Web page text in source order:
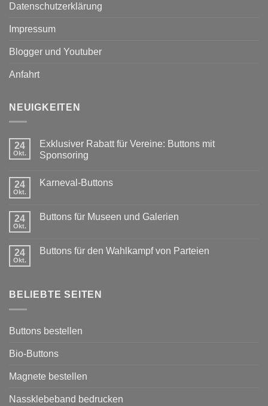
Datenschutzerklärung
Impressum
Blogger und Youtuber
Anfahrt
NEUIGKEITEN
24
Okt.
Exklusiver Rabatt für Vereine: Buttons mit
Sponsoring
zu
Vereine:
24
Okt.
Karneval-Buttons
zu
Karneval-
24
Okt.
Buttons für Museen und Galerien
zu
Buttons
24
Okt.
Buttons für den Wahlkampf von Parteien
für
Parteien
BELIEBTE SEITEN
Buttons bestellen
Bio-Buttons
Magnete bestellen
Nassklebeband bedrucken